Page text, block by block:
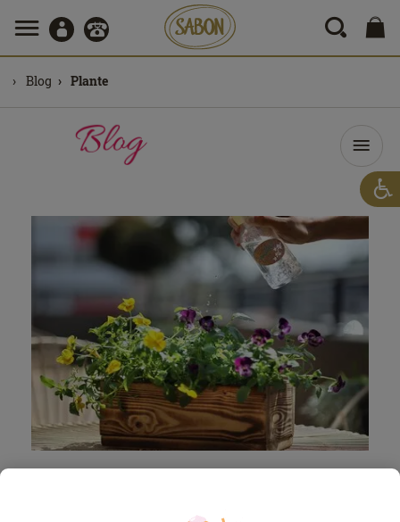
Blog Plante